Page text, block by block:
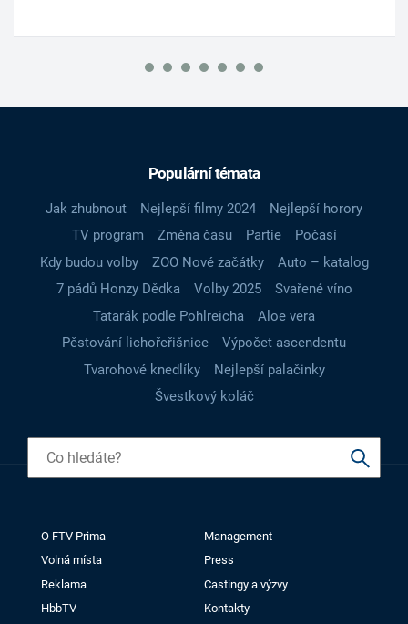
Populární témata
Jak zhubnout Nejlepší filmy 2024
Nejlepší horory
TV program
Změna času Partie
Počasí
Kdy budou volby
ZOO Nové začátky
Auto – katalog
7 pádů Honzy Dědka
Volby 2025
Svařené víno
Tatarák podle Pohlreicha
Aloe vera
Pěstování lichořeřišnice
Výpočet ascendentu
Tvarohové knedlíky
Nejlepší palačinky
Švestkový koláč
O FTV Prima
Management
Volná místa
Press
Reklama
Castingy a výzvy
HbbTV
Kontakty